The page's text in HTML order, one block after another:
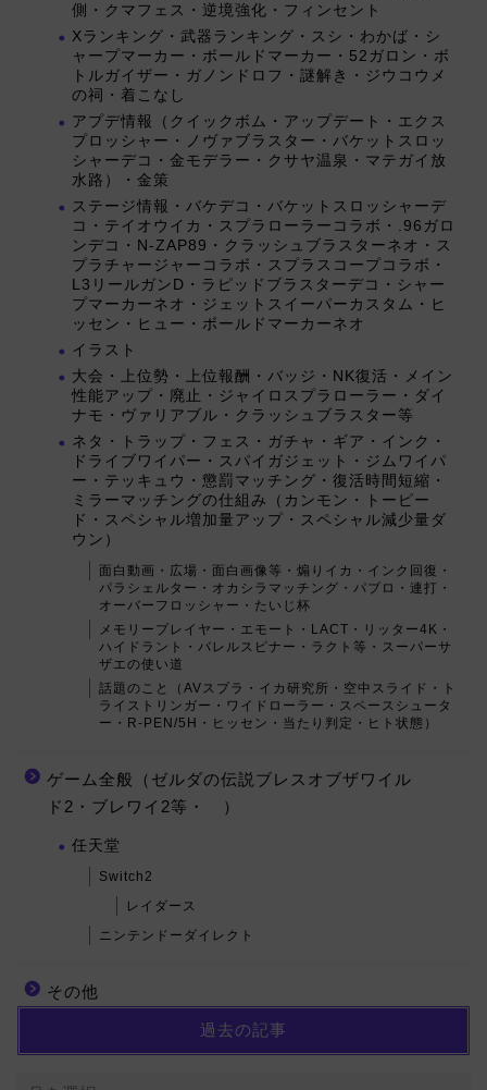
側・クマフェス・逆境強化・フィンセント
Xランキング・武器ランキング・スシ・わかば・シ
ャープマーカー・ボールドマーカー・52ガロン・ボ
トルガイザー・ガノンドロフ・謎解き・ジウコウメ
の祠・着こなし
アプデ情報（クイックボム・アップデート・エクス
プロッシャー・ノヴァブラスター・バケットスロッ
シャーデコ・金モデラー・クサヤ温泉・マテガイ放
水路）・金策
ステージ情報・バケデコ・バケットスロッシャーデ
コ・テイオウイカ・スプラローラーコラボ・.96ガロ
ンデコ・N-ZAP89・クラッシュブラスターネオ・ス
プラチャージャーコラボ・スプラスコープコラボ・
L3リールガンD・ラピッドブラスターデコ・シャー
プマーカーネオ・ジェットスイーパーカスタム・ヒ
ッセン・ヒュー・ボールドマーカーネオ
イラスト
大会・上位勢・上位報酬・バッジ・NK復活・メイン
性能アップ・廃止・ジャイロスプラローラー・ダイ
ナモ・ヴァリアブル・クラッシュブラスター等
ネタ・トラップ・フェス・ガチャ・ギア・インク・
ドライブワイパー・スパイガジェット・ジムワイパ
ー・テッキュウ・懲罰マッチング・復活時間短縮・
ミラーマッチングの仕組み（カンモン・トーピー
ド・スペシャル増加量アップ・スペシャル減少量ダ
ウン）
面白動画・広場・面白画像等・煽りイカ・インク回復・
パラシェルター・オカシラマッチング・パブロ・連打・
オーバーフロッシャー・たいじ杯
メモリープレイヤー・エモート・LACT・リッター4K・
ハイドラント・バレルスピナー・ラクト等・スーパーサ
ザエの使い道
話題のこと（AVスプラ・イカ研究所・空中スライド・ト
ライストリンガー・ワイドローラー・スペースシュータ
ー・R-PEN/5H・ヒッセン・当たり判定・ヒト状態）
ゲーム全般（ゼルダの伝説ブレスオブザワイル
ド2・ブレワイ2等・ ）
任天堂
Switch2
レイダース
ニンテンドーダイレクト
その他
過去の記事